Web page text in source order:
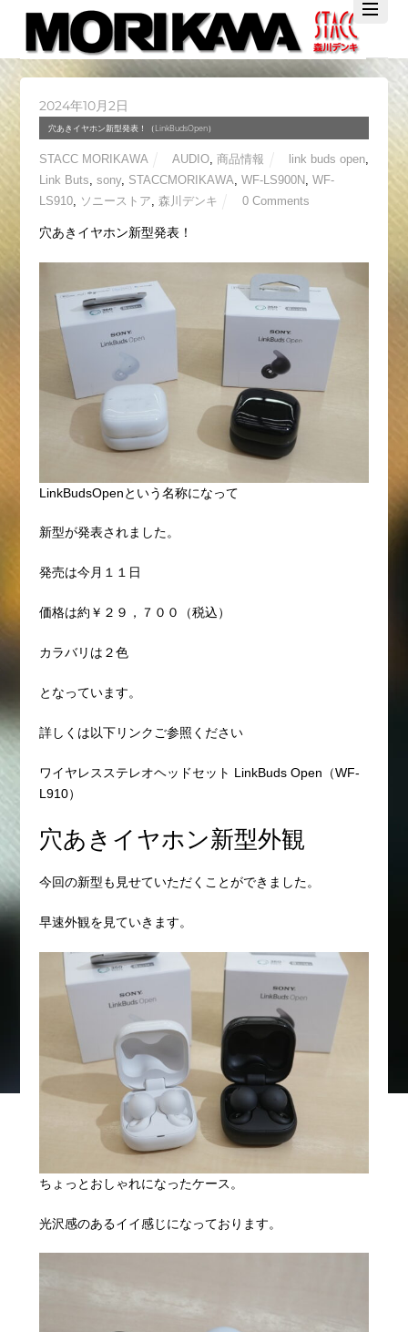
TwitterFacebook
YouTube
2024年10月2日
穴あきイヤホン新型発表！（LinkBudsOpen）
STACC MORIKAWA AUDIO, 商品情報 link buds open
Link Buts sony, STACCMORIKAWA WF-LS900N, WF-
LS910, ソニーストア 森川デンキ 0 Comments
穴あきイヤホン新型発表！
LinkBudsOpenという名称になって
新型が発表されました。
発売は今月１１日
価格は約￥２９，７００（税込）
カラバリは２色
となっています。
詳しくは以下リンクご参照ください
ワイヤレスステレオヘッドセット LinkBuds Open（WF-
L910）
穴あきイヤホン新型外観
今回の新型も見せていただくことができました。
早速外観を見ていきます。
ちょっとおしゃれになったケース。
光沢感のあるイイ感じになっております。